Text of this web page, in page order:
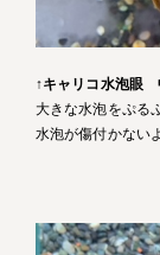
↑キャリコ水泡眼
大きな水泡をぷる
水泡が傷付かない